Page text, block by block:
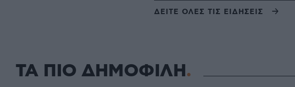
ΔΕΙΤΕ ΟΛΕΣ ΤΙΣ ΕΙΔΗΣΕΙΣ
ΤΑ ΠΙΟ ΔΗΜΟΦΙΛΗ